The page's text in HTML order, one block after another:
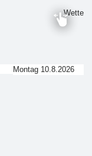
Montag 10.8.2026